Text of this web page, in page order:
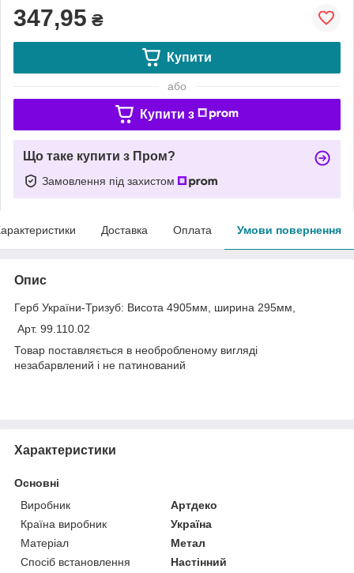
347,95 ₴
Купити
або
Купити з
Що таке купити з Пром?
Замовлення під захистом
Доставка Оплата Умови повернення
Опис
Герб України-Тризуб: Висота 4905мм, ширина 295мм,
Арт. 99.110.02
Товар поставляється в необробленому вигляді
незабарвлений і не патинований
Характеристики
Основні
Виробник
Артдеко
Країна виробник
Україна
Матеріал
Метал
Спосіб встановлення
Настінний